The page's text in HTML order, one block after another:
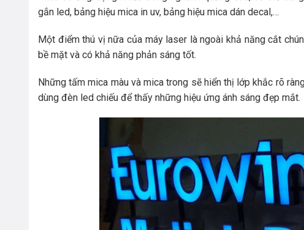
gắn led, bảng hiệu mica in uv, bảng hiệu mica dán decal,…
Một điểm thú vị nữa của máy laser là ngoài khả năng cắt
bề mặt và có khả năng phản sáng tốt.
Những tấm mica màu và mica trong sẽ hiển thị lớp khắc rõ
dùng đèn led chiếu để thấy những hiệu ứng ánh sáng đẹp mắt.